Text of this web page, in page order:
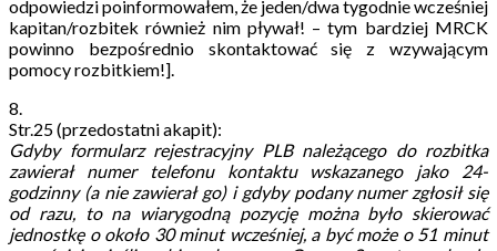
odpowiedzi poinformowałem, że jeden/dwa tygodnie wcześniej
kapitan/rozbitek również nim pływał! – tym bardziej MRCK
powinno bezpośrednio skontaktować się z wzywającym
pomocy rozbitkiem!].
8.
Str.25 (przedostatni akapit):
Gdyby formularz rejestracyjny PLB należącego do rozbitka
zawierał numer telefonu kontaktu wskazanego jako 24-
godzinny (a nie zawierał go) i gdyby podany numer zgłosił się
od razu, to na wiarygodną pozycję można było skierować
jednostkę o około 30 minut wcześniej, a być może o 51 minut